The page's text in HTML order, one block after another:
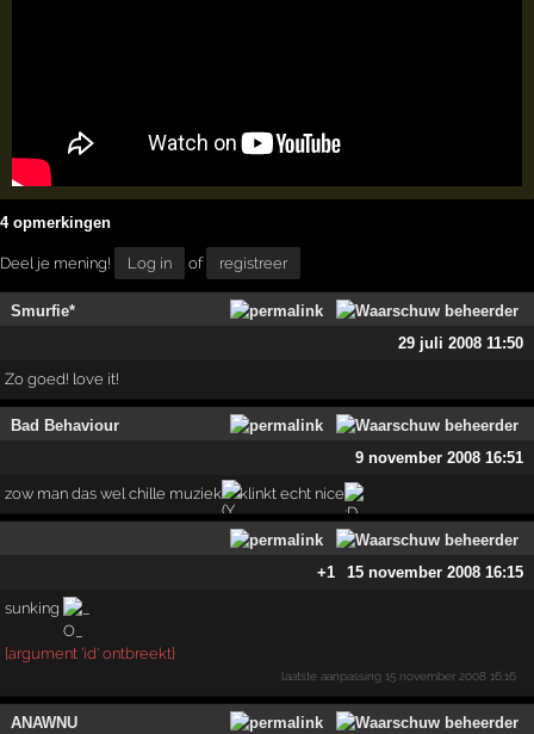
4 opmerkingen
Deel je mening! Log in of registreer
Smurfie*
29 juli 2008 11:50
Zo goed! love it!
Bad Behaviour
9 november 2008 16:51
zow man das wel chille muziek klinkt echt nice
+1 15 november 2008 16:15
sunking
{argument 'id' ontbreekt}
laatste aanpassing15 november 2008 16:16
ANAWNU